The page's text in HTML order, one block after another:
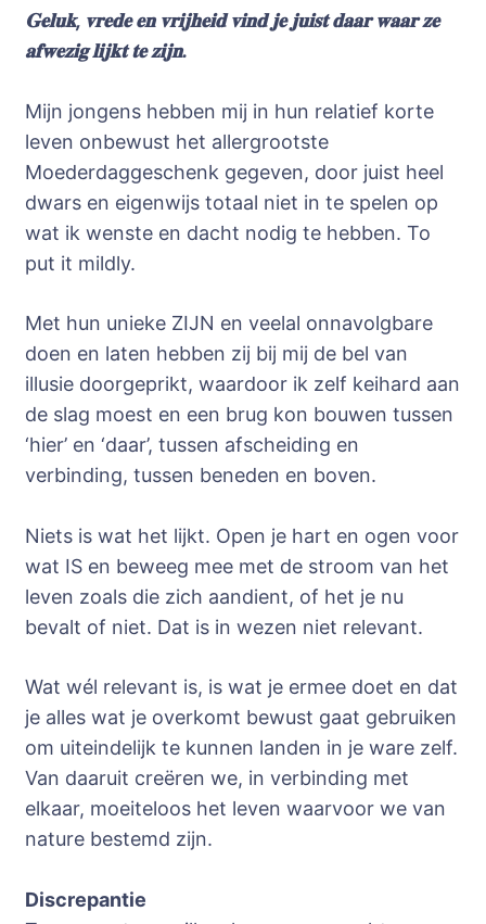
𝐆𝐞𝐥𝐮𝐤, 𝐯𝐫𝐞𝐝𝐞 𝐞𝐧 𝐯𝐫𝐢𝐣𝐡𝐞𝐢𝐝 𝐯𝐢𝐧𝐝 𝐣𝐞 𝐣𝐮𝐢𝐬𝐭 𝐝𝐚𝐚𝐫 𝐰𝐚𝐚𝐫 𝐳𝐞
𝐚𝐟𝐰𝐞𝐳𝐢𝐠 𝐥𝐢𝐣𝐤𝐭 𝐭𝐞 𝐳𝐢𝐣𝐧.
Mijn jongens hebben mij in hun relatief korte
leven onbewust het allergrootste
Moederdaggeschenk gegeven, door juist heel
dwars en eigenwijs totaal niet in te spelen op
wat ik wenste en dacht nodig te hebben. To
put it mildly.
Met hun unieke ZIJN en veelal onnavolgbare
doen en laten hebben zij bij mij de bel van
illusie doorgeprikt, waardoor ik zelf keihard aan
de slag moest en een brug kon bouwen tussen
‘hier’ en ‘daar’, tussen afscheiding en
verbinding, tussen beneden en boven.
Niets is wat het lijkt. Open je hart en ogen voor
wat IS en beweeg mee met de stroom van het
leven zoals die zich aandient, of het je nu
bevalt of niet. Dat is in wezen niet relevant.
Wat wél relevant is, is wat je ermee doet en dat
je alles wat je overkomt bewust gaat gebruiken
om uiteindelijk te kunnen landen in je ware zelf.
Van daaruit creëren we, in verbinding met
elkaar, moeiteloos het leven waarvoor we van
nature bestemd zijn.
Discrepantie